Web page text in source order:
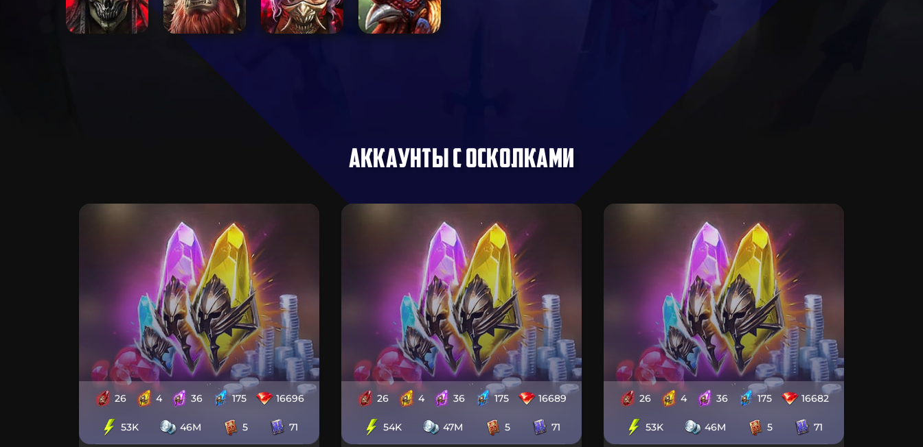
АККАУНТЫ С ОСКОЛКАМИ
26 4 36 175 16696
53K 46M 5 71
26 4 36 175 16689
54K 47M 5 71
26 4 36 175 16682
53K 46M 5 71